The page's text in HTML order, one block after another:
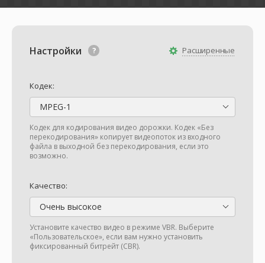
Расширенные
Настройки
Кодек:
MPEG-1
Кодек для кодирования видео дорожки. Кодек «Без
перекодирования» копирует видеопоток из входного
файла в выходной без перекодирования, если это
возможно.
Качество:
Очень высокое
Установите качество видео в режиме VBR. Выберите
«Пользовательское», если вам нужно установить
фиксированный битрейт (CBR).